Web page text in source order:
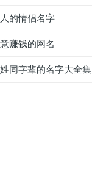
的情侣名字
赚钱的网名
同字辈的名字大全集